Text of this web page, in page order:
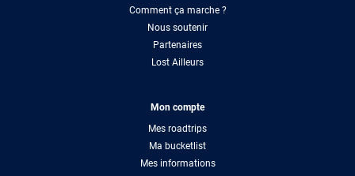
Comment ça marche ?
Nous soutenir
Partenaires
Lost Ailleurs
Mon compte
Mes roadtrips
Ma bucketlist
Mes informations